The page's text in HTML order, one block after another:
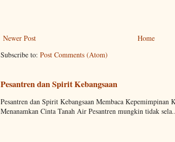
Newer Post
Home
Subscribe to: Post Comments (Atom)
Pesantren dan Spirit Kebangsaan
Pesantren dan Spirit Kebangsaan Membaca
Menanamkan Cinta Tanah Air Pesantren mungkin tidak